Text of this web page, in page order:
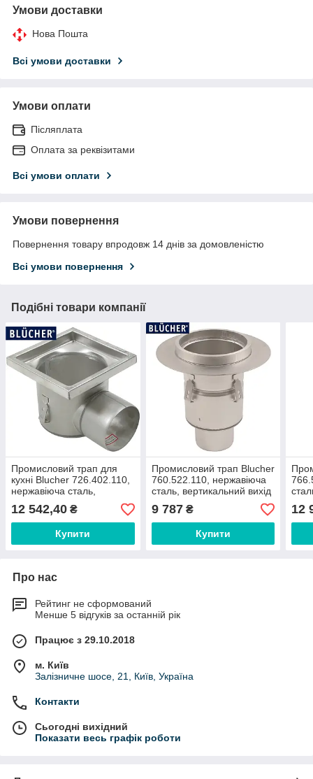
Умови доставки
Нова Пошта
Всі умови доставки
Умови оплати
Післяплата
Оплата за реквізитами
Всі умови оплати
Умови повернення
Повернення товару впродовж 14 днів за домовленістю
Всі умови повернення
Подібні товари компанії
Промисловий трап для
кухні Blucher 726.402.110,
нержавіюча сталь,
горизонтальний вихід
D110
12 542,40 ₴
Купити
Промисловий трап Blucher
760.522.110, нержавіюча
сталь, вертикальний вихід
DN110
9 787₴
Купити
12
Про нас
Рейтинг не сформований
Менше 5 відгуків за останній рік
Працює з 29.10.2018
м. Київ
Залізничне шосе, 21, Київ, Україна
Контакти
Сьогодні вихідний
Показати весь графік роботи